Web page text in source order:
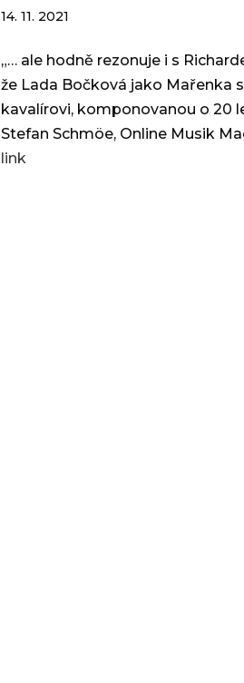
14. 11. 2021
„… ale hodně rezonuje i s
že Lada Bočková jako Mařenka
kavalírovi, komponovanou o 20
Stefan Schmöe, Online Musik
link